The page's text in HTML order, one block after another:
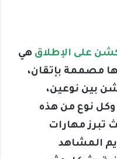
على الإطلاق هي
مصممة بإتقان،
بين نوعين،
وكل نوع من هذه
تبرز مهارات
المشاهد